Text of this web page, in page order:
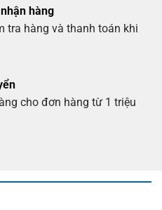
hàng
tra hàng và thanh toán khi
cho đơn hàng từ 1 triệu